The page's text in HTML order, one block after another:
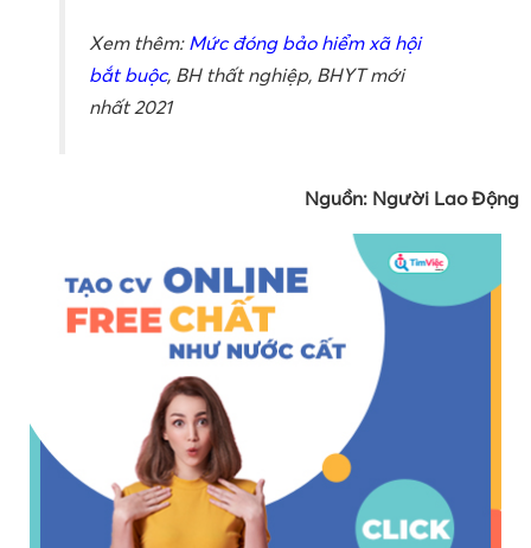
Xem thêm: Mức đóng bảo hiểm xã hội
bắt buộc, BH thất nghiệp, BHYT mới
nhất 2021
Nguồn: Người Lao Động